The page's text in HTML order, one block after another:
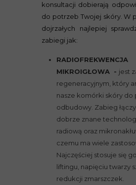
konsultacji dobierają
do potrzeb Twojej skóry. W
dojrzałych najlepiej
zabiegi jak:
RADIOFREKWENCJA
MIKROIGŁOWA - jest
regeneracyjnym, który
nasze komórki skóry do
odbudowy. Zabieg
dobrze znane
radiową oraz
czemu ma wiele
Najczęściej stosuje się
liftingu, napięciu twarzy
redukcji zmarszczek.